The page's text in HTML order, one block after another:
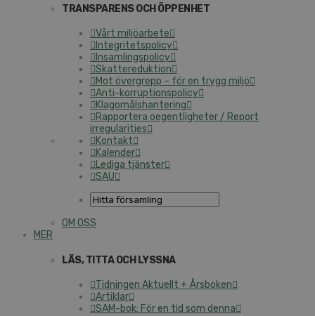
TRANSPARENS OCH ÖPPENHET
Vårt miljöarbete
Integritetspolicy
Insamlingspolicy
Skattereduktion
Mot övergrepp – för en trygg miljö
Anti-korruptionspolicy
Klagomålshantering
Rapportera oegentligheter / Report
irregularities
Kontakt
Kalender
Lediga tjänster
SAU
OM OSS
MER
LÄS, TITTA OCH LYSSNA
Tidningen Aktuellt + Årsboken
Artiklar
SAM-bok: För en tid som denna